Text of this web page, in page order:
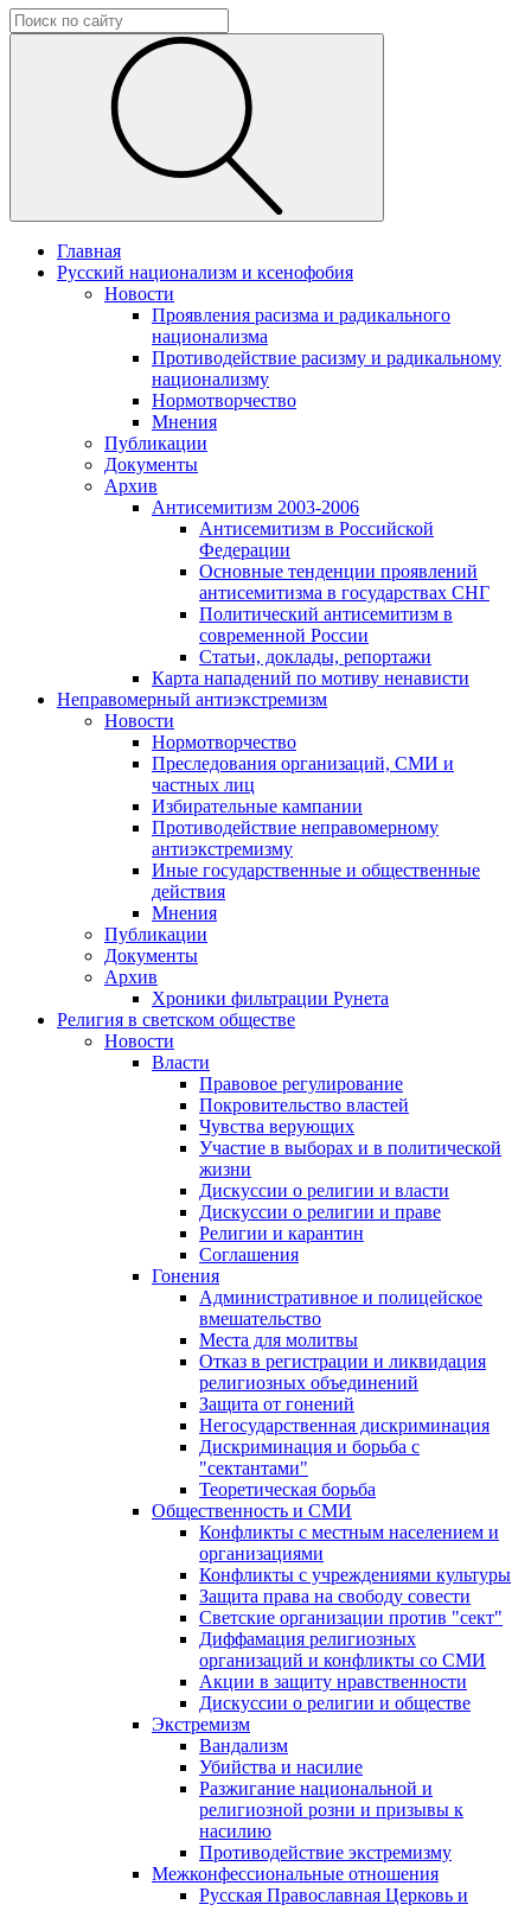
Главная
Русский национализм и ксенофобия
Новости
Проявления расизма и радикального
национализма
Противодействие расизму и радикальному
национализму
Нормотворчество
Мнения
Публикации
Документы
Архив
Антисемитизм 2003-2006
Антисемитизм в Российской
Федерации
Основные тенденции проявлений
антисемитизма в государствах СНГ
Политический антисемитизм в
современной России
Статьи, доклады, репортажи
Карта нападений по мотиву ненависти
Неправомерный антиэкстремизм
Новости
Нормотворчество
Преследования организаций, СМИ и
частных лиц
Избирательные кампании
Противодействие неправомерному
антиэкстремизму
Иные государственные и общественные
действия
Мнения
Публикации
Документы
Архив
Хроники фильтрации Рунета
Религия в светском обществе
Новости
Власти
Правовое регулирование
Покровительство властей
Чувства верующих
Участие в выборах и в политической
жизни
Дискуссии о религии и власти
Дискуссии о религии и праве
Религии и карантин
Соглашения
Гонения
Административное и полицейское
вмешательство
Места для молитвы
Отказ в регистрации и ликвидация
религиозных объединений
Защита от гонений
Негосударственная дискриминация
Дискриминация и борьба с
"сектантами"
Теоретическая борьба
Общественность и СМИ
Конфликты с местным населением и
организациями
Конфликты с учреждениями культуры
Защита права на свободу совести
Светские организации против "сект"
Диффамация религиозных
организаций и конфликты со СМИ
Акции в защиту нравственности
Дискуссии о религии и обществе
Экстремизм
Вандализм
Убийства и насилие
Разжигание национальной и
религиозной розни и призывы к
насилию
Противодействие экстремизму
Межконфессиональные отношения
Русская Православная Церковь и